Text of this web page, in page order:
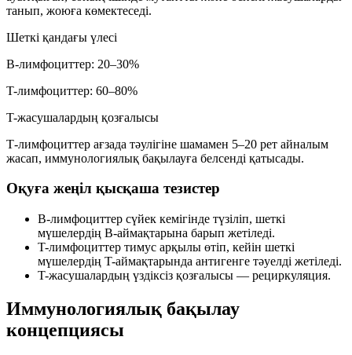
танып, жоюға көмектеседі.
Шеткі қандағы үлесі
B-лимфоциттер: 20–30%
T-лимфоциттер: 60–80%
T-жасушалардың қозғалысы
Т-лимфоциттер ағзада тәулігіне шамамен 5–20 рет айналым
жасап, иммунологиялық бақылауға белсенді қатысады.
Оқуға жеңіл қысқаша тезистер
B-лимфоциттер сүйек кемігінде түзіліп, шеткі
мүшелердің B-аймақтарына барып жетіледі.
T-лимфоциттер тимус арқылы өтіп, кейін шеткі
мүшелердің T-аймақтарында антигенге тәуелді жетіледі.
T-жасушалардың үздіксіз қозғалысы — рециркуляция.
Иммунологиялық бақылау
концепциясы